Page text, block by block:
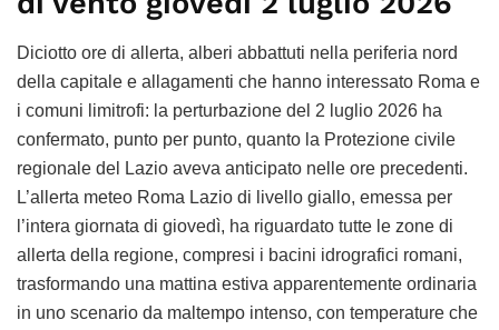
Diciotto ore di allerta, alberi abbattuti nella periferia nord
della capitale e allagamenti che hanno interessato Roma e
i comuni limitrofi: la perturbazione del 2 luglio 2026 ha
confermato, punto per punto, quanto la Protezione civile
regionale del Lazio aveva anticipato nelle ore precedenti.
L’allerta meteo Roma Lazio di livello giallo, emessa per
l’intera giornata di giovedì, ha riguardato tutte le zone di
allerta della regione, compresi i bacini idrografici romani,
trasformando una mattina estiva apparentemente ordinaria
in uno scenario da maltempo intenso, con temperature che